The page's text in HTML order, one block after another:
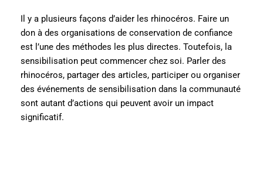
Il y a plusieurs façons d’aider les rhinocéros. Faire un
don à des organisations de conservation de confiance
est l’une des méthodes les plus directes. Toutefois, la
sensibilisation peut commencer chez soi. Parler des
rhinocéros, partager des articles, participer ou organiser
des événements de sensibilisation dans la communauté
sont autant d’actions qui peuvent avoir un impact
significatif.